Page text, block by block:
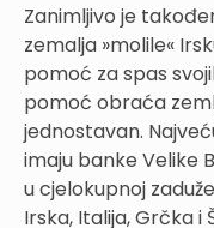
Zanimljivo je
zemalja »molile«
pomoć za spas
pomoć obraća
jednostavan.
imaju banke Velike
u cjelokupnoj
Irska, Italija, Grčka